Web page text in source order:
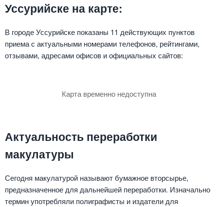
Уссурийске на карте:
В городе Уссурийске показаны 11 действующих пунктов
приема с актуальными номерами телефонов, рейтингами,
отзывами, адресами офисов и официальных сайтов:
Карта временно недоступна
Актуальность переработки
макулатуры
Сегодня макулатурой называют бумажное вторсырье,
предназначенное для дальнейшей переработки. Изначально
термин употребляли полиграфисты и издатели для